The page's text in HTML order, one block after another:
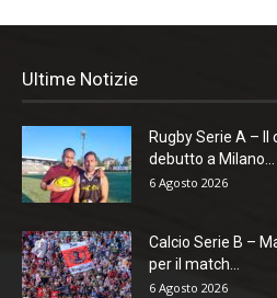
Ultime Notizie
Rugby Serie A –
debutto a Milano...
6 Agosto 2026
Calcio Serie B –
per il match...
6 Agosto 2026